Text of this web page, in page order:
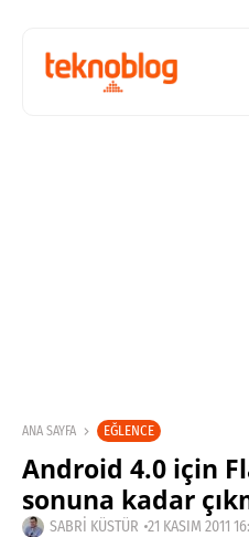
ANA SAYFA EĞLENCE
Android 4.0 için
sonuna kadar
SABRI KÜSTÜR 21 KASIM 2011